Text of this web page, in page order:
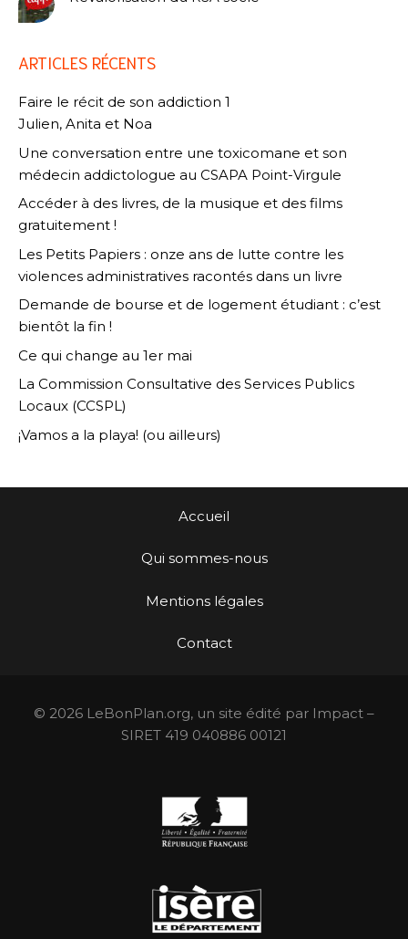
ARTICLES RÉCENTS
Faire le récit de son addiction 1
Julien, Anita et Noa
Une conversation entre une toxicomane et son
médecin addictologue au CSAPA Point-Virgule
Accéder à des livres, de la musique et des films
gratuitement !
Les Petits Papiers : onze ans de lutte contre les
violences administratives racontés dans un livre
Demande de bourse et de logement étudiant : c’est
bientôt la fin !
Ce qui change au 1er mai
La Commission Consultative des Services Publics
Locaux (CCSPL)
¡Vamos a la playa! (ou ailleurs)
Accueil
Qui sommes-nous
Mentions légales
Contact
© 2026 LeBonPlan.org, un site édité par Impact –
SIRET 419 040886 00121